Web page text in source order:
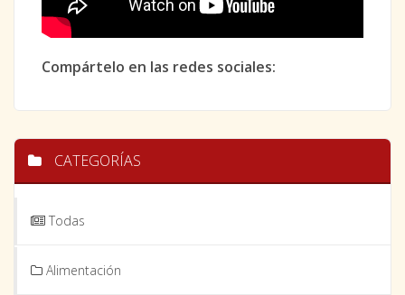
Compártelo en las redes sociales:
CATEGORÍAS
Todas
Alimentación